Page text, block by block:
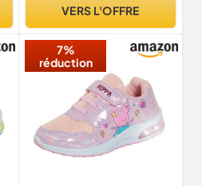
VERS L'OFFRE
7%
réduction